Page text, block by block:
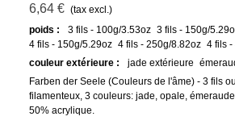
6,64 € (tax excl.)
poids :
3 fils - 100g/3.53oz 3 fils - 150g/
4 fils - 150g/5.29oz 4 fils - 250g/8.82oz 4 fils -
couleur extérieure :
jade extérieure
Farben der Seele (Couleurs de l'âme) - 3 fils
filamenteux, 3 couleurs: jade, opale,
50% acrylique.